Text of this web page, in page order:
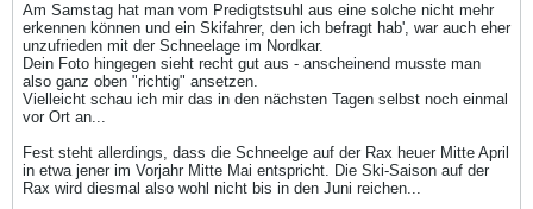
Am Samstag hat man vom Predigtstsuhl aus eine solche nicht mehr
erkennen können und ein Skifahrer, den ich befragt hab', war auch eher
unzufrieden mit der Schneelage im Nordkar.
Dein Foto hingegen sieht recht gut aus - anscheinend musste man
also ganz oben "richtig" ansetzen.
Vielleicht schau ich mir das in den nächsten Tagen selbst noch einmal
vor Ort an...
Fest steht allerdings, dass die Schneelge auf der Rax heuer Mitte April
in etwa jener im Vorjahr Mitte Mai entspricht. Die Ski-Saison auf der
Rax wird diesmal also wohl nicht bis in den Juni reichen...